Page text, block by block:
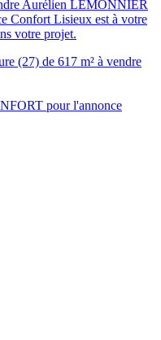
Aurélien LEMONNIER
Confort Lisieux est à votre
votre projet.